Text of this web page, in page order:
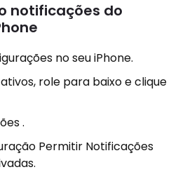
notificações do
no seu iPhone.
role para baixo e clique
.
Permitir Notificações